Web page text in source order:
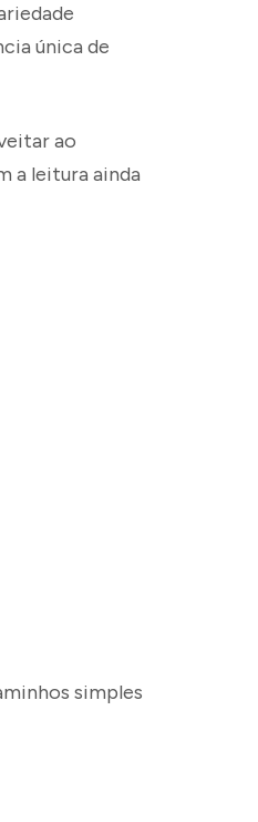
única de
ao
a leitura ainda
simples